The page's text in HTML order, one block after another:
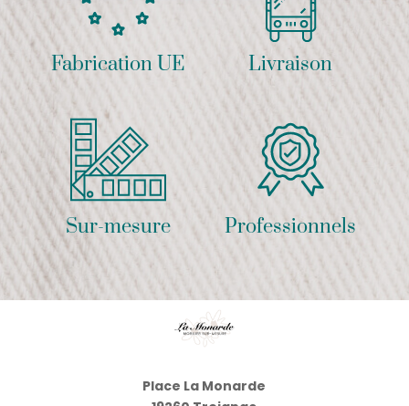
Fabrication UE Livraison
Sur-mesure Professionnels
Place La Monarde